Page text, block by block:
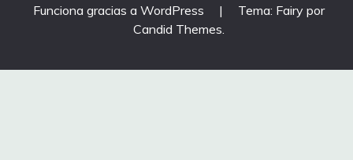
Funciona gracias a WordPress
|
Tema: Fairy por
Candid Themes